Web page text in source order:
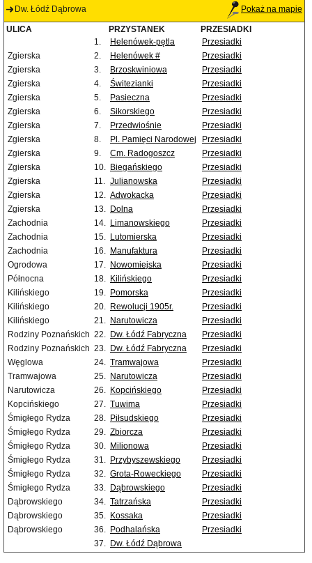
Dw. Łódź Dąbrowa Pokaż na mapie
ULICA PRZYSTANEK
PRZESIADKI
1.
Helenówek-pętla
Przesiadki
Zgierska
2. Helenówek #
Przesiadki
Zgierska
3. Brzoskwiniowa
Przesiadki
Zgierska
4. Świtezianki
Przesiadki
Zgierska
5. Pasieczna
Przesiadki
Zgierska
6. Sikorskiego
Przesiadki
Zgierska
7. Przedwiośnie
Przesiadki
Zgierska
8. Pl. Pamięci Narodowej
Przesiadki
Zgierska
9. Cm. Radogoszcz
Przesiadki
Zgierska
10. Biegańskiego
Przesiadki
Zgierska
11. Julianowska
Przesiadki
Zgierska
12. Adwokacka
Przesiadki
Zgierska
13. Dolna
Przesiadki
Zachodnia
14. Limanowskiego
Przesiadki
Zachodnia
15. Lutomierska
Przesiadki
Zachodnia
16. Manufaktura
Przesiadki
Ogrodowa
17. Nowomiejska
Przesiadki
Północna
18. Kilińskiego
Przesiadki
Kilińskiego
19. Pomorska
Przesiadki
Kilińskiego
20. Rewolucji 1905r.
Przesiadki
Kilińskiego
21. Narutowicza
Przesiadki
Rodziny Poznańskich 22. Dw. Łódź Fabryczna
Przesiadki
Rodziny Poznańskich 23. Dw. Łódź Fabryczna
Przesiadki
Węglowa
24. Tramwajowa
Przesiadki
Tramwajowa
25. Narutowicza
Przesiadki
Narutowicza
26. Kopcińskiego
Przesiadki
Kopcińskiego
27. Tuwima
Przesiadki
Śmigłego Rydza
28. Piłsudskiego
Przesiadki
Śmigłego Rydza
29. Zbiorcza
Przesiadki
Śmigłego Rydza
30. Milionowa
Przesiadki
Śmigłego Rydza
31. Przybyszewskiego
Przesiadki
Śmigłego Rydza
32. Grota-Roweckiego
Przesiadki
Śmigłego Rydza
33. Dąbrowskiego
Przesiadki
Dąbrowskiego
34. Tatrzańska
Przesiadki
Dąbrowskiego
35. Kossaka
Przesiadki
Dąbrowskiego
36. Podhalańska
Przesiadki
37. Dw. Łódź Dąbrowa